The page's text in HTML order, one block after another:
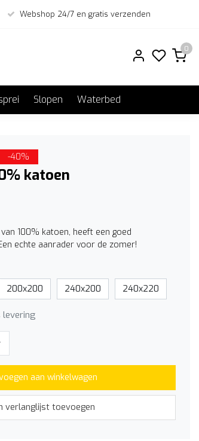
Webshop 24/7 en gratis verzenden
0
Slopen Waterbed
-40%
katoen
100% katoen, heeft een goed
echte aanrader voor de zomer!
200x200 240x200 240x220
aan winkelwagen
verlanglijst toevoegen